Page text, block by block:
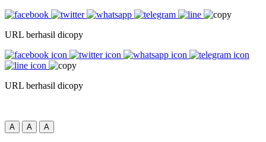
URL berhasil dicopy
URL berhasil dicopy
A A A